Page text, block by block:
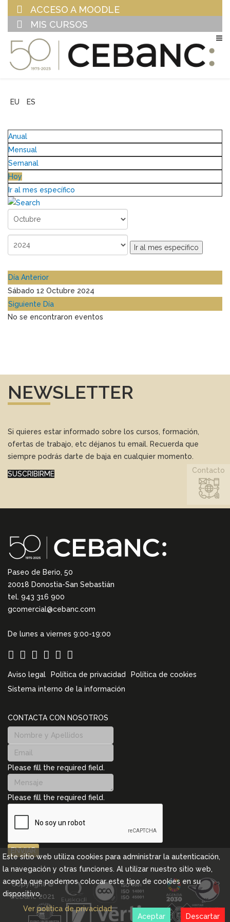
ACCESO A MOODLE
MIS CURSOS
EU ES
Anual
Mensual
Semanal
Hoy
Ir al mes específico
Ir al mes específico
Día Anterior
Sábado 12 Octubre 2024
Siguiente Día
No se encontraron eventos
NEWSLETTER
Si quieres estar informado sobre los cursos, formación,
ofertas de trabajo, etc déjanos tu email. Recuerda que
siempre podrás darte de baja en cualquier momento.
SUSCRIBIRME
Paseo de Berio, 50
20018 Donostia-San Sebastián
tel. 943 316 900
gcomercial@cebanc.com
De lunes a viernes 9:00-19:00
Aviso legal Política de privacidad
Política de cookies
Sistema interno de la información
CONTACTA CON NOSOTROS
Please fill the required field.
Please fill the required field.
ENVIAR
Contacto
Copyright ©
Cebanc 2021
Este sitio web utiliza cookies para administrar la autenticación,
la navegación y otras funciones. Al utilizar nuestro sitio web,
acepta que podemos colocar este tipo de cookies en su
dispositivo.
Ver política de privacidad
Descartar
Aceptar